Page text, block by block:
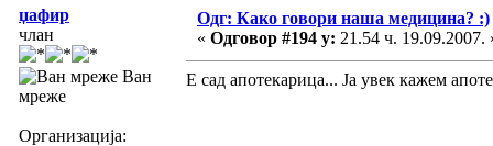
џафир
члан
Ван
мреже
Организација:
Одг: Како говори наша медицина? :)
« Одговор #194 у: 21.54 ч. 19.09.2007.
Е сад апотекарица... Ја увек кажем